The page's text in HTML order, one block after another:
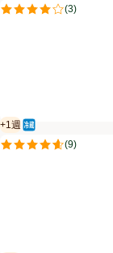
タスマニアビーフ味
(3)
評価は3件のレビュ
しっとり食感パスト
+1週
賞味・消費期限保証
冷蔵食品
(9)
評価は9件のレビュ